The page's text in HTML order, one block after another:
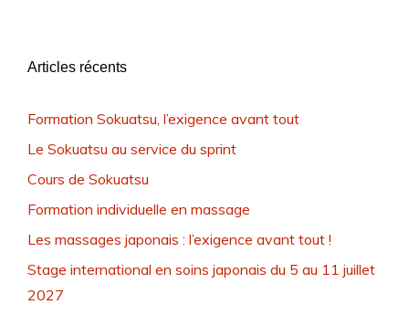
Articles récents
Formation Sokuatsu, l’exigence avant tout
Le Sokuatsu au service du sprint
Cours de Sokuatsu
Formation individuelle en massage
Les massages japonais : l’exigence avant tout !
Stage international en soins japonais du 5 au 11 juillet
2027